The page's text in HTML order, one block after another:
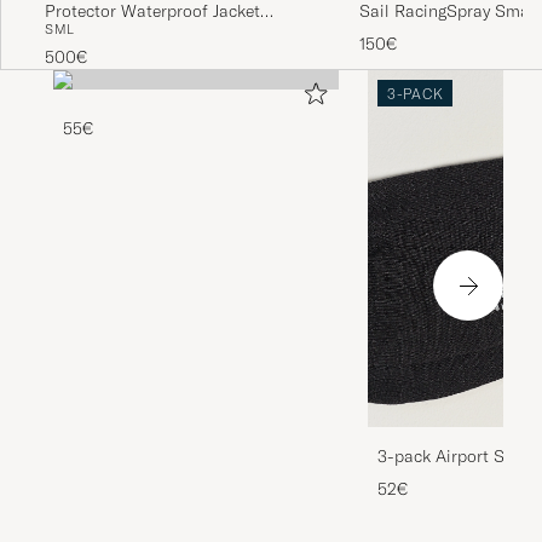
Protector Waterproof Jacket
Carbon
SML
500€
Sail RacingSpray Small
WeekendbagCarbon
150€
55€
3-PACK
3-pack Airport
Melange
52€